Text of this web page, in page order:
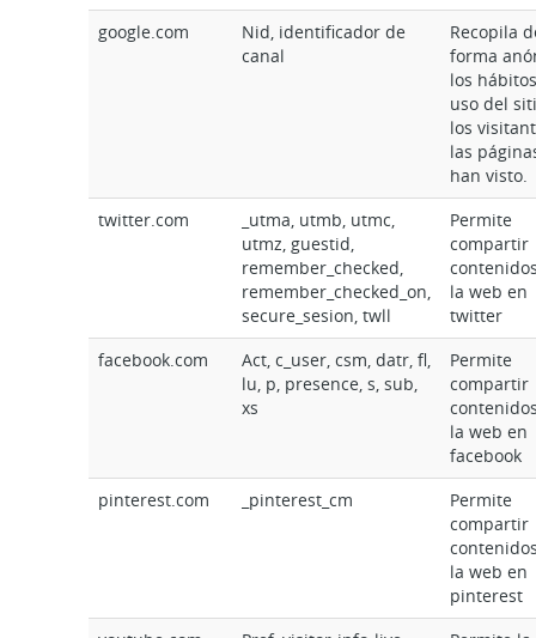
google.com
Nid, identificador de
canal
Recopila
forma
los
uso del
los
las
han visto.
twitter.com
_utma, utmb, utmc,
utmz, guestid,
remember_checked,
remember_checked_on,
secure_sesion, twll
Permite
compartir
la web en
twitter
facebook.com
Act, c_user, csm, datr, fl,
lu, p, presence, s, sub,
xs
Permite
compartir
la web en
facebook
pinterest.com
_pinterest_cm
Permite
compartir
la web en
pinterest